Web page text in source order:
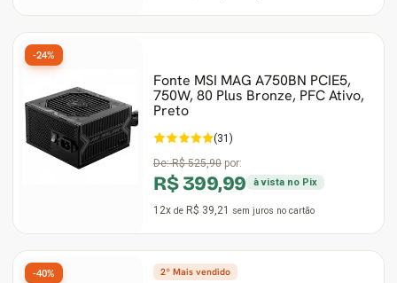
Fonte MSI MAG A750BN PCIE5,
750W, 80 Plus Bronze, PFC Ativo,
Preto
(31)
De:R$ 525,90 por:
R$ 399,99 à vista no Pix
12x de R$ 39,21 sem juros no cartão
-24%
2º Mais vendido
-40%